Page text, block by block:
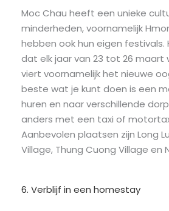
Moc Chau heeft een unieke
minderheden, voornamelijk
hebben ook hun eigen
dat elk jaar van 23 tot 26 maart
viert voornamelijk het nieuwe
beste wat je kunt doen is een
huren en naar verschillende
anders met een taxi of
Aanbevolen plaatsen zijn Long
Village, Thung Cuong Village en
6. Verblijf in een homestay